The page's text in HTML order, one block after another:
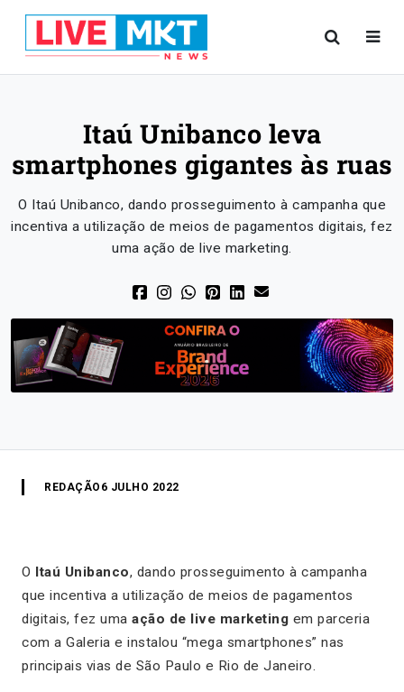
Itaú Unibanco leva
smartphones gigantes às ruas
O Itaú Unibanco, dando prosseguimento à campanha que
incentiva a utilização de meios de pagamentos digitais, fez
uma ação de live marketing.
REDAÇÃO 6 JULHO 2022
O Itaú Unibanco, dando prosseguimento à campanha
que incentiva a utilização de meios de pagamentos
digitais, fez uma ação de live marketing em parceria
com a Galeria e instalou “mega smartphones” nas
principais vias de São Paulo e Rio de Janeiro.